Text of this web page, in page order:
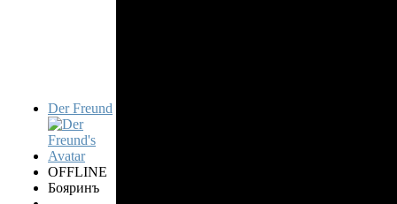
Der Freund
OFFLINE
Бояринъ